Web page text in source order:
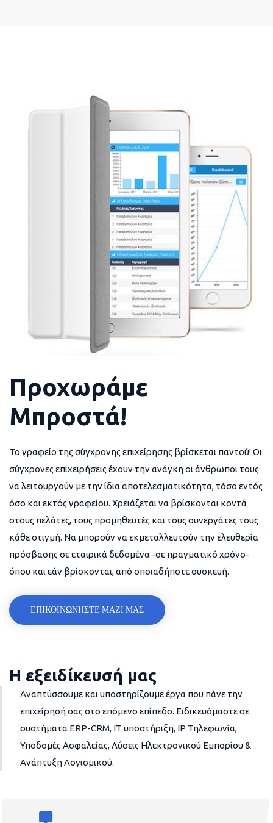
Προχωράμε
Μπροστά!
Το γραφείο της σύγχρονης επιχείρησης βρίσκεται παντού! Οι
σύγχρονες επιχειρήσεις έχουν την ανάγκη οι άνθρωποι τους
να λειτουργούν με την ίδια αποτελεσματικότητα, τόσο εντός
όσο και εκτός γραφείου. Χρειάζεται να βρίσκονται κοντά
στους πελάτες, τους προμηθευτές και τους συνεργάτες τους
κάθε στιγμή. Να μπορούν να εκμεταλλευτούν την ελευθερία
πρόσβασης σε εταιρικά δεδομένα -σε πραγματικό χρόνο-
όπου και εάν βρίσκονται, από οποιαδήποτε συσκευή.
ΕΠΙΚΟΙΝΩΝΗΣΤΕ ΜΑΖΙ ΜΑΣ
Η εξειδίκευσή μας
Αναπτύσσουμε και υποστηρίζουμε έργα που πάνε την
επιχείρησή σας στο επόμενο επίπεδο. Ειδικευόμαστε σε
συστήματα ERP-CRM, IT υποστήριξη, IP Τηλεφωνία,
Υποδομές Ασφαλείας, Λύσεις Ηλεκτρονικού Εμπορίου &
Ανάπτυξη Λογισμικού.